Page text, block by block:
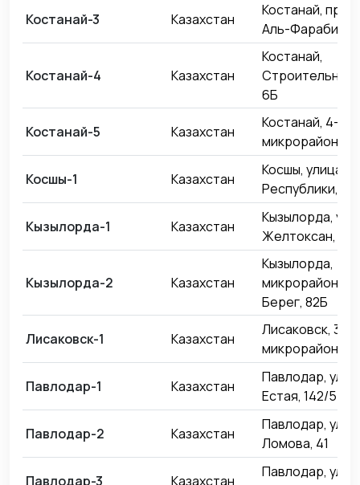
Костанай-3 Казахстан
Костанай,
Аль-Фараби, 48
Костанай-4 Казахстан
Костанай,
Строительная
6Б
Костанай-5 Казахстан
Костанай, 4-й
микрорайон, 2
Косшы-1 Казахстан
Косшы, улица
Республики,
Кызылорда-1 Казахстан
Кызылорда,
Желтоксан, 24
Кызылорда-2 Казахстан
Кызылорда,
микрорайон
Берег, 82Б
Лисаковск-1 Казахстан
Лисаковск, 3-й
микрорайон, 31
Павлодар-1 Казахстан
Павлодар,
Естая, 142/5
Павлодар-2 Казахстан
Павлодар,
Ломова, 41
Павлодар-3 Казахстан
Павлодар,